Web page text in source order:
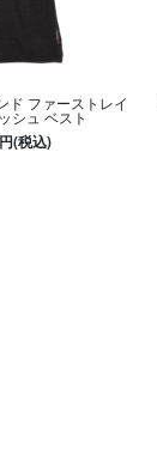
ド ファーストレイ
シュ ベスト
(税込)